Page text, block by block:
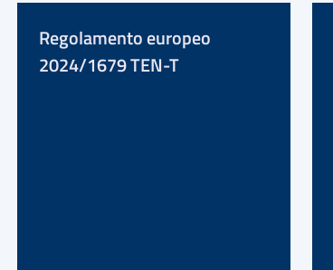
Regolamento europeo
2024/1679 TEN-T